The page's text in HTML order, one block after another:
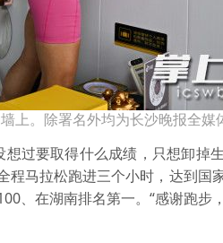
上。除署名外均为长沙晚报全媒
要取得什么成绩，只想卸掉生
马拉松跑进三个小时，达到国
、在湖南排名第一。“感谢跑步